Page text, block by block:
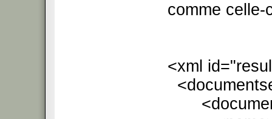
comme celle-
<xml